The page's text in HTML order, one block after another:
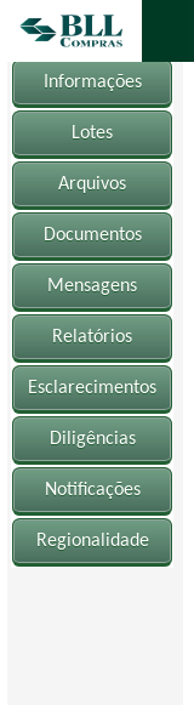
Informações
Lotes
Arquivos
Documentos
Mensagens
Relatórios
Esclarecimentos
Diligências
Notificações
Regionalidade